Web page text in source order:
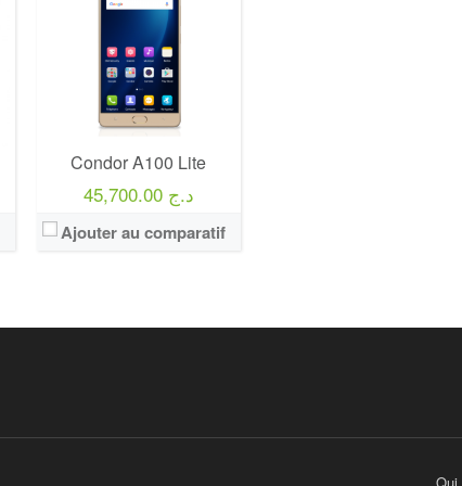
Condor A100 Lite
45,700.00 د.ج
Ajouter au comparatif